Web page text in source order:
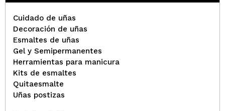
Cuidado de uñas
Decoración de uñas
Esmaltes de uñas
Gel y Semipermanentes
Herramientas para manicura
Kits de esmaltes
Quitaesmalte
Uñas postizas